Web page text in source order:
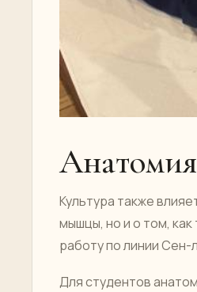
Культура также
мышцы, но и о том,
работу по линии Сен-
Для студентов